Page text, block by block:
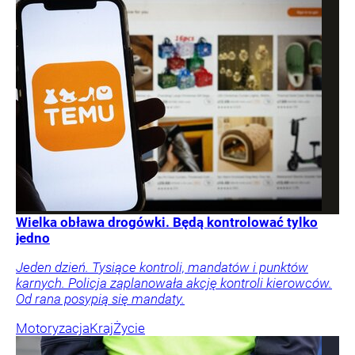
Wielka obława drogówki. Będą kontrolować tylko
jedno
Jeden dzień. Tysiące kontroli, mandatów i punktów
karnych. Policja zaplanowała akcję kontroli kierowców.
Od rana posypią się mandaty.
MotoryzacjaKrajŻycie